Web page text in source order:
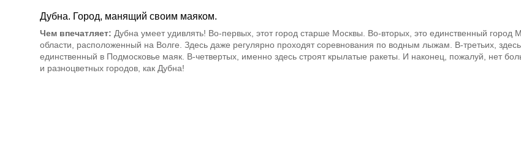
Дубна. Город, манящий своим маяком.
Чем впечатляет: Дубна умеет удивлять! Во-первых, этот город старше Москвы. Во-вторых, это единственный город
области, расположенный на Волге. Здесь даже регулярно проходят соревнования по водным лыжам. В-третьих,
единственный в Подмосковье маяк. В-четвертых, именно здесь строят крылатые ракеты. И наконец, пожалуй, нет
и разноцветных городов, как Дубна!